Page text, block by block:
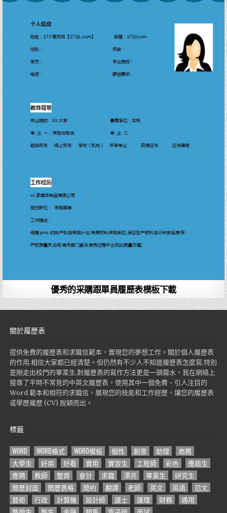
優秀的采購跟單員履歷表模板下載
關於履歷表
提供免費的履歷表和求職信範本，實現您的夢想工作。關於個人履歷表
的作用,相信大家都已經清楚。但仍然有不少人不知道履歷表怎麼寫,特別
是剛走出校門的畢業生,對履歷表的寫作方法更是一頭霧水，我在網絡上
搜尋了平時不常見的中英文履歷表，使用其中一個免費、引人注目的
Word 範本和相符的求職信，展現您的技能和工作經歷，讓您的履歷表
或學歷履歷 (CV) 脫穎而出。
標籤
WORD WORD格式 WORD模板 個性 創意 助理
商務
大學生
好用 好看 實用 實習生 工程師 彩色
應屆生
應聘
教師 整齊 會計 求職 漂亮 畢業生
研究生
簡歷封面
簡歷表格 簡約 翻譯 老師 英文 英語
范文
藝術
行政 計算機 設計師 護士 護理 財務
通用